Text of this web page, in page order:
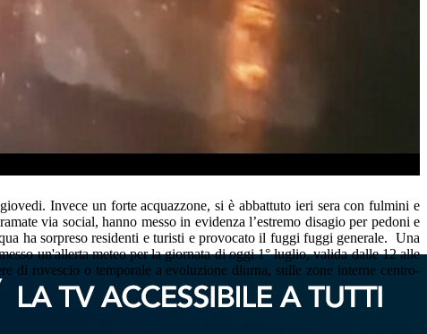
Invece un forte acquazzone, si è abbattuto ieri sera con fulmini e
via social, hanno messo in evidenza l’estremo disagio per pedoni e
ha sorpreso residenti e turisti e provocato il fuggi fuggi generale. Una
un'allerta meteo per la giornata di oggi 1° luglio, valida dalle 12 alle
di rovescio o temporale a evoluzione diurna, sulle zone interne centro-